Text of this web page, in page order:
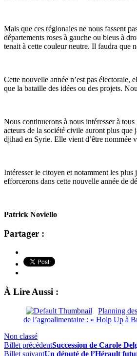
Mais que ces régionales ne nous fassent
départements roses à gauche ou bleus à
tenait à cette couleur neutre. Il faudra que
Cette nouvelle année n’est pas électorale,
que la bataille des idées ou des projets.
Nous continuerons à nous intéresser à
acteurs de la société civile auront plus
djihad en Syrie. Elle vient d’être nommée
Intéresser le citoyen et notamment les plus
efforcerons dans cette nouvelle année de
Patrick Noviello
Partager :
À Lire Aussi :
Planning
de l’agroalimentaire : « Holp Up à
Non classé
Billet précédentSuccession de Carole
Billet suivantUn député de l’Hérault